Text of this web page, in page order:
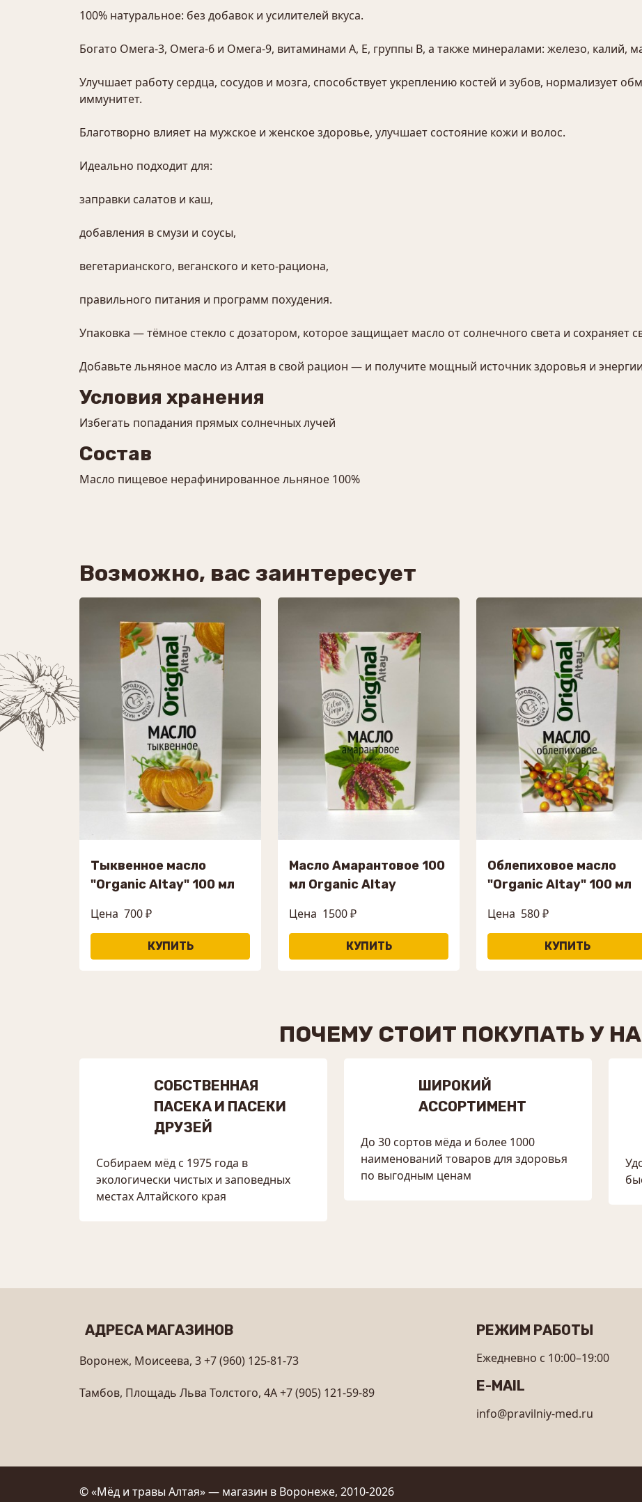
100% натуральное: без добавок и усилителей вкуса.
Богато Омега-3, Омега-6 и Омега-9, витаминами A, E, группы B, а также минералами: железо, калий,
Улучшает работу сердца, сосудов и мозга, способствует укреплению костей и зубов, нормализует
иммунитет.
Благотворно влияет на мужское и женское здоровье, улучшает состояние кожи и волос.
Идеально подходит для:
заправки салатов и каш,
добавления в смузи и соусы,
вегетарианского, веганского и кето-рациона,
правильного питания и программ похудения.
Упаковка — тёмное стекло с дозатором, которое защищает масло от солнечного света и сохраняет
Добавьте льняное масло из Алтая в свой рацион — и получите мощный источник здоровья и
Условия хранения
Избегать попадания прямых солнечных лучей
Состав
Масло пищевое нерафинированное льняное 100%
Возможно, вас заинтересует
Тыквенное масло
"Organic Altay" 100 мл
Цена 700 ₽
Масло Амарантовое 100
мл Organic Altay
Цена 1500 ₽
Облепиховое масло
"Organic Altay" 100 мл
Цена 580 ₽
ПОЧЕМУ СТОИТ ПОКУПАТЬ У
СОБСТВЕННАЯ
ПАСЕКА И ПАСЕКИ
ДРУЗЕЙ
Собираем мёд с 1975 года в
экологически чистых и заповедных
местах Алтайского края
ШИРОКИЙ
АССОРТИМЕНТ
До 30 сортов мёда и более 1000
наименований товаров для здоровья
по выгодным ценам
АДРЕСА МАГАЗИНОВ
Воронеж, Моисеева, 3+7 (960) 125-81-73
Тамбов, Площадь Льва Толстого, 4А+7 (905) 121-59-89
РЕЖИМ РАБОТЫ
Ежедневно с 10:00–19:00
E-MAIL
info@pravilniy-med.ru
© «Мёд и травы Алтая» — магазин в Воронеже, 2010-2026